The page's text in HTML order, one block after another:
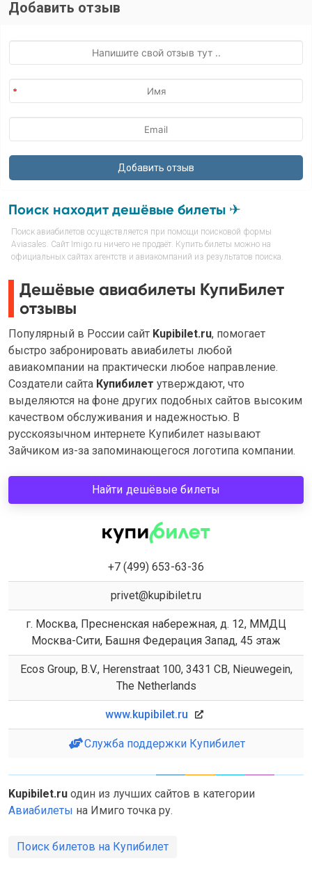
Добавить отзыв
Поиск находит дешёвые билеты ✈
Поиск авиабилетов осуществляется при помощи поисковой формы
Aviasales. Сайт Imigo.ru ничего не продаёт. Купить билеты можно на
официальных сайтах агентств и авиакомпаний из результатов поиска.
Дешёвые авиабилеты КупиБилет
отзывы
Популярный в России сайт Kupibilet.ru, помогает
быстро забронировать авиабилеты любой
авиакомпании на практически любое направление.
Создатели сайта Купибилет утверждают, что
выделяются на фоне других подобных сайтов высоким
качеством обслуживания и надежностью. В
русскоязычном интернете Купибилет называют
Зайчиком из-за запоминающегося логотипа компании.
Найти дешёвые билеты
+7 (499) 653-63-36
privet@kupibilet.ru
г. Москва, Пресненская набережная, д. 12, ММДЦ
Москва-Сити, Башня Федерация Запад, 45 этаж
Ecos Group, B.V., Herenstraat 100, 3431 CB, Nieuwegein,
The Netherlands
www.kupibilet.ru
Служба поддержки Купибилет
Kupibilet.ru один из лучших сайтов в категории
Авиабилеты на Имиго точка ру.
Поиск билетов на Купибилет